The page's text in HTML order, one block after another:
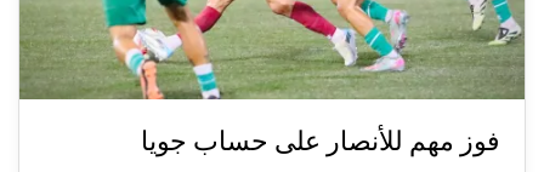
فوز مهم للأنصار على حساب جويا